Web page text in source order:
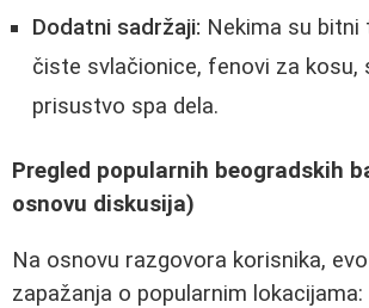
Dodatni sadržaji: Nekima su bitni
čiste svlačionice, fenovi za kosu,
prisustvo spa dela.
Pregled popularnih beogradskih
osnovu diskusija)
Na osnovu razgovora korisnika,
zapažanja o popularnim lokacijama: